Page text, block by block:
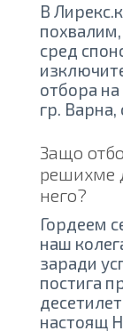
В
похвалим,
сред
отбора
гр. Варна,
Защо
решихме
него?
Гордеем
наш
заради
постига
настоящ